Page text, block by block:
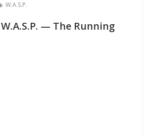
W.A.S.P.
— The Running